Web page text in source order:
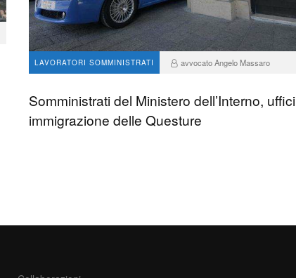
LAVORATORI SOMMINISTRATI
avvocato Angelo Massaro
Somministrati del Ministero dell’Interno, uffici
immigrazione delle Questure